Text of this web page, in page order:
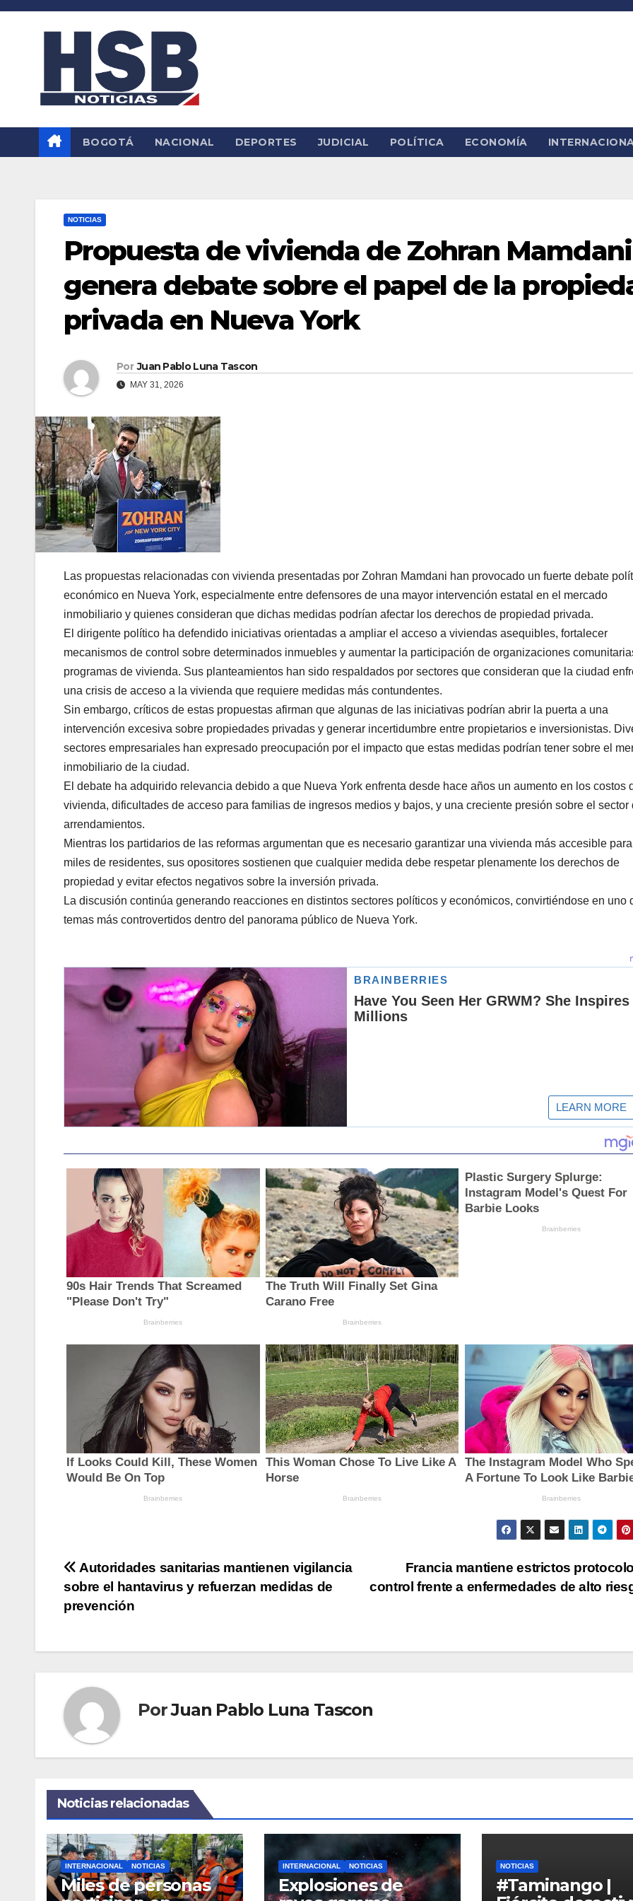
Saltar
BOGOTÁ NACIONAL DEPORTES JUDICIAL POLÍTICA ECONOMÍA
NOTICIAS
Propuesta de vivienda de Zohran Mamdani
genera debate sobre el papel de la
privada en Nueva York
Por Juan Pablo Luna Tascon
MAY 31, 2026
Las propuestas relacionadas con vivienda presentadas por Zohran Mamdani han provocado un fuerte debate
económico en Nueva York, especialmente entre defensores de una mayor intervención estatal en el mercado
inmobiliario y quienes consideran que dichas medidas podrían afectar los derechos de propiedad privada.
El dirigente político ha defendido iniciativas orientadas a ampliar el acceso a viviendas asequibles, fortalecer
mecanismos de control sobre determinados inmuebles y aumentar la participación de organizaciones
programas de vivienda. Sus planteamientos han sido respaldados por sectores que consideran que la ciudad
una crisis de acceso a la vivienda que requiere medidas más contundentes.
Sin embargo, críticos de estas propuestas afirman que algunas de las iniciativas podrían abrir la puerta a una
intervención excesiva sobre propiedades privadas y generar incertidumbre entre propietarios e inversionistas.
sectores empresariales han expresado preocupación por el impacto que estas medidas podrían tener sobre el
inmobiliario de la ciudad.
El debate ha adquirido relevancia debido a que Nueva York enfrenta desde hace años un aumento en los costos
vivienda, dificultades de acceso para familias de ingresos medios y bajos, y una creciente presión sobre el sector
arrendamientos.
Mientras los partidarios de las reformas argumentan que es necesario garantizar una vivienda más accesible para
miles de residentes, sus opositores sostienen que cualquier medida debe respetar plenamente los derechos de
propiedad y evitar efectos negativos sobre la inversión privada.
La discusión continúa generando reacciones en distintos sectores políticos y económicos, convirtiéndose en uno
temas más controvertidos dentro del panorama público de Nueva York.
Navegación
de
Francia mantiene estrictos
control frente a enfermedades de alto
Autoridades sanitarias mantienen vigilancia
sobre el hantavirus y refuerzan medidas de
prevención
PorJuan Pablo Luna Tascon
Noticias relacionadas
INTERNACIONAL NOTICIAS
Miles de personas
INTERNACIONAL NOTICIAS
Explosiones de
NOTICIAS
#Taminango |